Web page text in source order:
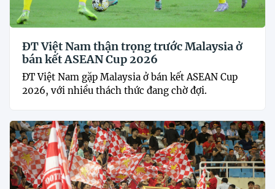
ĐT Việt Nam thận trọng trước Malaysia ở
bán kết ASEAN Cup 2026
ĐT Việt Nam gặp Malaysia ở bán kết ASEAN Cup
2026, với nhiều thách thức đang chờ đợi.